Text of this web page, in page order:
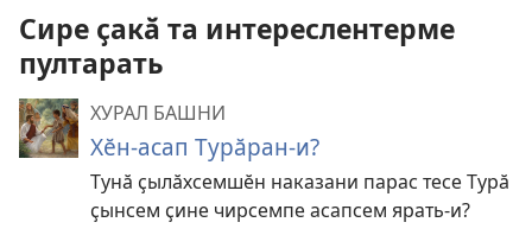
Сире ҫакӑ та интереслентерме
пултарать
ХУРАЛ БАШНИ
Хӗн-асап Турӑран-и?
Тунӑ ҫылӑхсемшӗн наказани парас тесе Турӑ
ҫынсем ҫине чирсемпе асапсем ярать-и?